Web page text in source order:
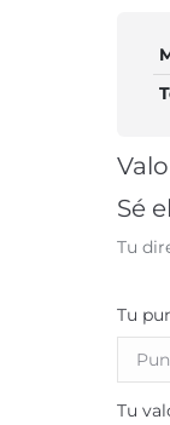
Sé
Tu
Tu
Tu